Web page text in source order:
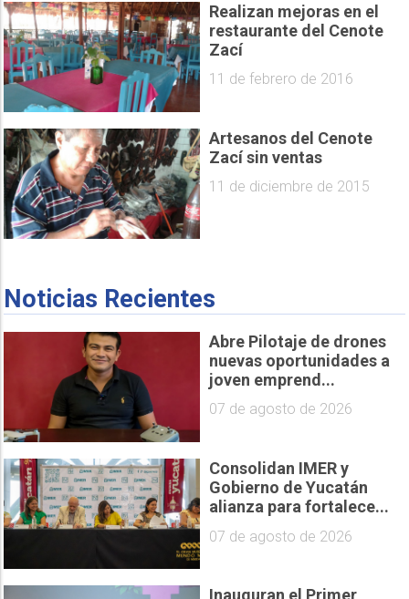
Realizan mejoras en el
restaurante del Cenote
Zací
11 de febrero de 2016
Artesanos del Cenote
Zací sin ventas
11 de diciembre de 2015
Noticias Recientes
Abre Pilotaje de drones
nuevas oportunidades a
joven emprend...
07 de agosto de 2026
Consolidan IMER y
Gobierno de Yucatán
alianza para fortalece...
07 de agosto de 2026
Inauguran el Primer